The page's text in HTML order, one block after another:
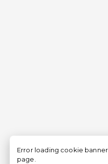
Error loading cookie
page.